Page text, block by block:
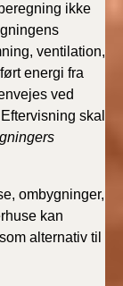
ikke
ventilation,
energi fra
ved
skal
ombygninger,
kan
alternativ til